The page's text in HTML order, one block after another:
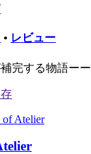
• レビュー
完する物語ーー